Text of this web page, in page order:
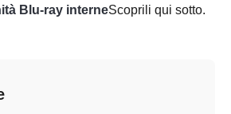
Blu-ray interneScoprili qui sotto.